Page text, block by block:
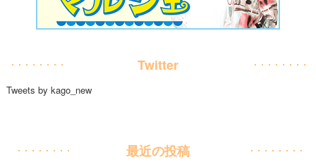
Twitter
Tweets by kago_new
最近の投稿